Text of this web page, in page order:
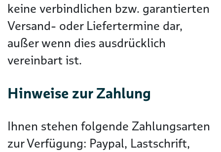
keine verbindlichen bzw. garantierten
Versand- oder Liefertermine dar,
außer wenn dies ausdrücklich
vereinbart ist.
Hinweise zur Zahlung
Ihnen stehen folgende Zahlungsarten
zur Verfügung: Paypal, Lastschrift,